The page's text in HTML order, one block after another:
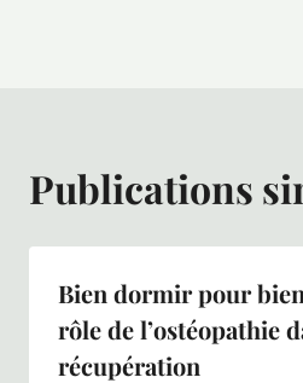
Publications
Bien dormir pour
rôle de l’ostéopathie
récupération